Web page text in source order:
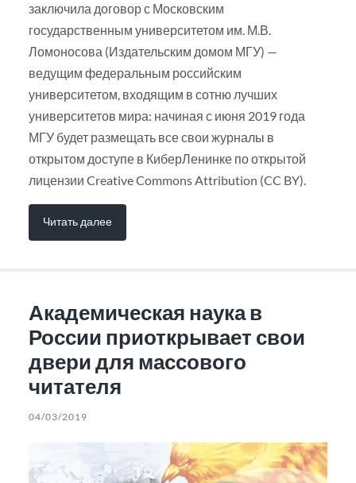
заключила договор с Московским
государственным университетом им. М.В.
Ломоносова (Издательским домом МГУ) —
ведущим федеральным российским
университетом, входящим в сотню лучших
университетов мира: начиная с июня 2019 года
МГУ будет размещать все свои журналы в
открытом доступе в КиберЛенинке по открытой
лицензии Creative Commons Attribution (CC BY).
Читать далее
Академическая наука в
России приоткрывает свои
двери для массового
читателя
04/03/2019